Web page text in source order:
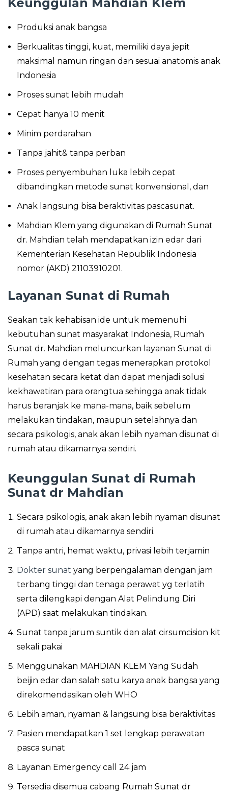
Produksi anak bangsa
Berkualitas tinggi, kuat, memiliki daya jepit
maksimal namun ringan dan sesuai anatomis anak
Indonesia
Proses sunat lebih mudah
Cepat hanya 10 menit
Minim perdarahan
Tanpa jahit& tanpa perban
Proses penyembuhan luka lebih cepat
dibandingkan metode sunat konvensional, dan
Anak langsung bisa beraktivitas pascasunat.
Mahdian Klem yang digunakan di Rumah Sunat
dr. Mahdian telah mendapatkan izin edar dari
Kementerian Kesehatan Republik Indonesia
nomor (AKD) 21103910201.
Layanan Sunat di Rumah
Seakan tak kehabisan ide untuk memenuhi
kebutuhan sunat masyarakat Indonesia, Rumah
Sunat dr. Mahdian meluncurkan layanan Sunat di
Rumah yang dengan tegas menerapkan protokol
kesehatan secara ketat dan dapat menjadi solusi
kekhawatiran para orangtua sehingga anak tidak
harus beranjak ke mana-mana, baik sebelum
melakukan tindakan, maupun setelahnya dan
secara psikologis, anak akan lebih nyaman disunat di
rumah atau dikamarnya sendiri.
Keunggulan Sunat di Rumah
Sunat dr Mahdian
Secara psikologis, anak akan lebih nyaman disunat
di rumah atau dikamarnya sendiri.
Tanpa antri, hemat waktu, privasi lebih terjamin
Dokter sunat yang berpengalaman dengan jam
terbang tinggi dan tenaga perawat yg terlatih
serta dilengkapi dengan Alat Pelindung Diri
(APD) saat melakukan tindakan.
Sunat tanpa jarum suntik dan alat cirsumcision kit
sekali pakai
Menggunakan MAHDIAN KLEM Yang Sudah
beijin edar dan salah satu karya anak bangsa yang
direkomendasikan oleh WHO
Lebih aman, nyaman & langsung bisa beraktivitas
Pasien mendapatkan 1 set lengkap perawatan
pasca sunat
Layanan Emergency call 24 jam
Tersedia disemua cabang Rumah Sunat dr